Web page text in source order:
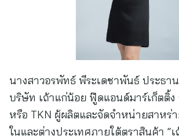
นางสาวอรพัทธ์ พีระเดชาพันธ์ ประธา
บริษัท เถ้าแก่น้อย ฟู๊ดแอนด์มาร์เก็ตติ้ง
หรือ TKN ผู้ผลิตและจัดจำหน่ายสาหร่
ในและต่างประเทศภายใต้ตราสินค้า “เ